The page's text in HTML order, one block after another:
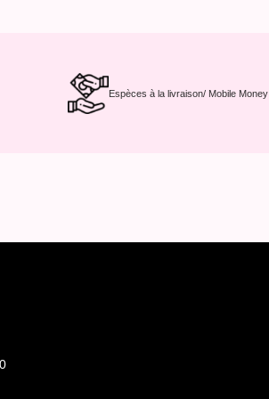
Espèces à la livraison/ Mobile Money